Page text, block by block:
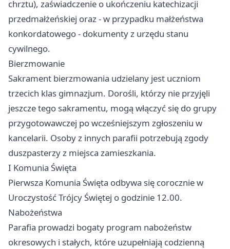
chrztu), zaświadczenie o ukończeniu katechizacji
przedmałżeńskiej oraz - w przypadku małżeństwa
konkordatowego - dokumenty z urzędu stanu
cywilnego.
Bierzmowanie
Sakrament bierzmowania udzielany jest uczniom
trzecich klas gimnazjum. Dorośli, którzy nie przyjęli
jeszcze tego sakramentu, mogą włączyć się do grupy
przygotowawczej po wcześniejszym zgłoszeniu w
kancelarii. Osoby z innych parafii potrzebują zgody
duszpasterzy z miejsca zamieszkania.
I Komunia Święta
Pierwsza Komunia Święta odbywa się corocznie w
Uroczystość Trójcy Świętej o godzinie 12.00.
Nabożeństwa
Parafia prowadzi bogaty program nabożeństw
okresowych i stałych, które uzupełniają codzienną